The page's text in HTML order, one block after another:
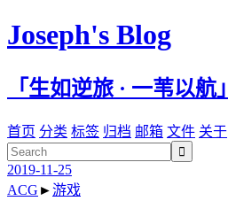
Joseph's Blog
「生如逆旅 · 一苇以航」
首页 分类 标签 归档 邮箱 文件 关于

2019-11-25
ACG ►游戏